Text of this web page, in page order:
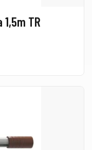
1,5m TR